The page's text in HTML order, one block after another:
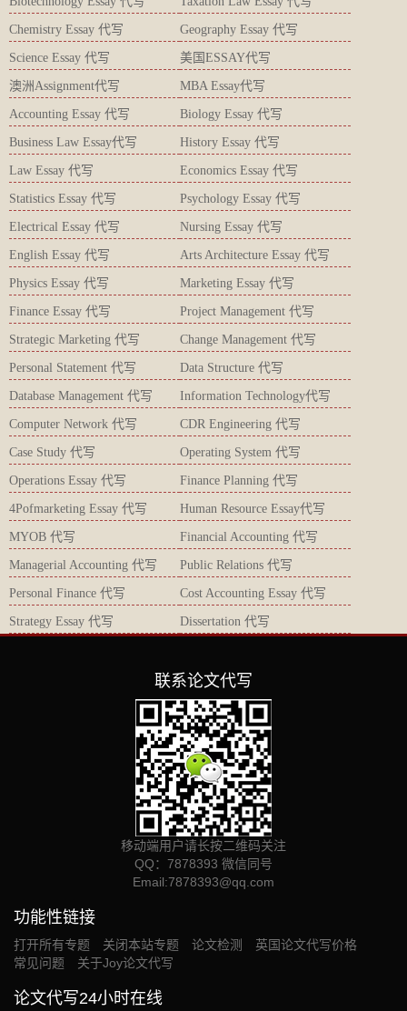
Chemistry Essay 代写 Geography Essay 代写
Science Essay 代写 美国ESSAY代写
澳洲Assignment代写 MBA Essay代写
Accounting Essay 代写 Biology Essay 代写
Business Law Essay代写 History Essay 代写
Law Essay 代写 Economics Essay 代写
Statistics Essay 代写 Psychology Essay 代写
Electrical Essay 代写 Nursing Essay 代写
English Essay 代写 Arts Architecture Essay 代写
Physics Essay 代写 Marketing Essay 代写
Finance Essay 代写 Project Management 代写
Strategic Marketing 代写 Change Management 代写
Personal Statement 代写 Data Structure 代写
Database Management 代写 Information Technology代写
Computer Network 代写 CDR Engineering 代写
Case Study 代写 Operating System 代写
Operations Essay 代写 Finance Planning 代写
4Pofmarketing Essay 代写 Human Resource Essay代写
MYOB 代写 Financial Accounting 代写
Managerial Accounting 代写 Public Relations 代写
Personal Finance 代写 Cost Accounting Essay 代写
Strategy Essay 代写 Dissertation 代写
联系论文代写
移动端用户请长按二维码关注
QQ：7878393 微信同号
Email:7878393@qq.com
功能性链接
打开所有专题 关闭本站专题 论文检测
英国论文代写价格
常见问题
关于Joy论文代写
论文代写24小时在线